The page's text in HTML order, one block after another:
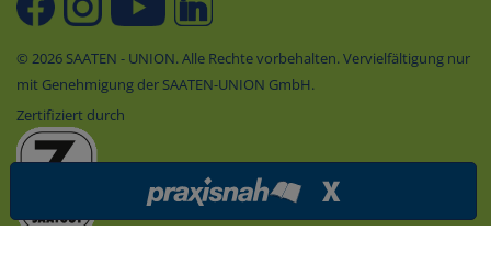
© 2026 SAATEN - UNION. Alle Rechte vorbehalten. Vervielfältigung nur
mit Genehmigung der SAATEN-UNION GmbH.
Zertifiziert durch